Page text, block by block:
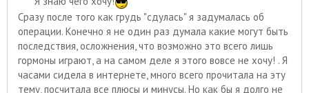
Сразу после того как грудь "сдулась" я задумалась об
операции. Конечно я не один раз думала какие могут быть
последствия, осложнения, что возможно это всего лишь
гормоны играют, а на самом деле я этого вовсе не хочу! . Я
часами сидела в интернете, много всего прочитала на эту
тему, посчитала все плюсы и минусы. Но как бы я долго не